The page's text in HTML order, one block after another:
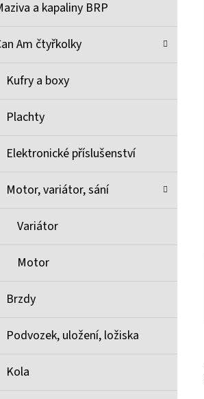
a kapaliny BRP
Am čtyřkolky
Kufry a boxy
Plachty
Elektronické příslušenství
Motor, variátor, sání
Variátor
Motor
Brzdy
Podvozek, uložení, ložiska
Kola
DESTIČKY ZE SLINUTÉHO KOVU
Kč